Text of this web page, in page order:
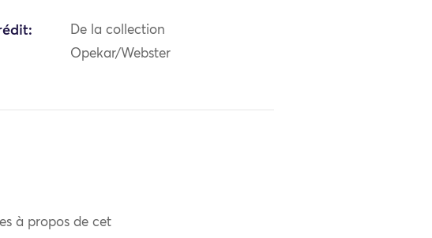
De la collection
Opekar/Webster
à propos de cet